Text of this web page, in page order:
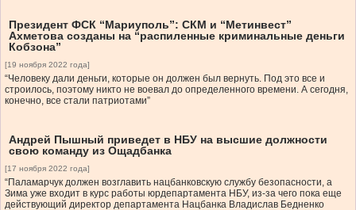
Президент ФСК “Мариуполь”: СКМ и “Метинвест”
Ахметова созданы на “распиленные криминальные деньги
Кобзона”
[19 ноября 2022 года]
“Человеку дали деньги, которые он должен был вернуть. Под это все и
строилось, поэтому никто не воевал до определенного времени. А сегодня,
конечно, все стали патриотами”
Андрей Пышный приведет в НБУ на высшие должности
свою команду из Ощадбанка
[17 ноября 2022 года]
“Паламарчук должен возглавить нацбанковскую службу безопасности, а
Зима уже входит в курс работы юрдепартамента НБУ, из-за чего пока еще
действующий директор департамента Нацбанка Владислав Бедненко